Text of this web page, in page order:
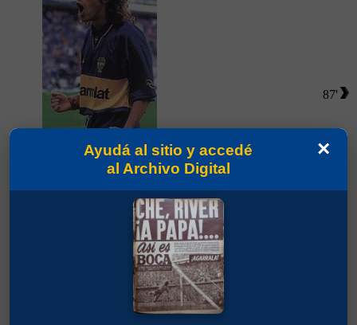
Partidos jugados por Sergio Daniel Martínez en
Torneo Apertura 1992
87'
×
Ayudá al sitio y accedé
al Archivo Digital